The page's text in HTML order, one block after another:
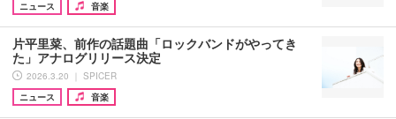
ニュース 音楽
片平里菜、前作の話題曲「ロックバンドがやってき
た」アナログリリース決定
2026.3.20 ｜ SPICER
ニュース
音楽